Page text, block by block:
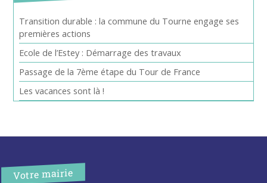
Transition durable : la commune du Tourne engage ses
premières actions
Ecole de l’Estey : Démarrage des travaux
Passage de la 7ème étape du Tour de France
Les vacances sont là !
Votre mairie